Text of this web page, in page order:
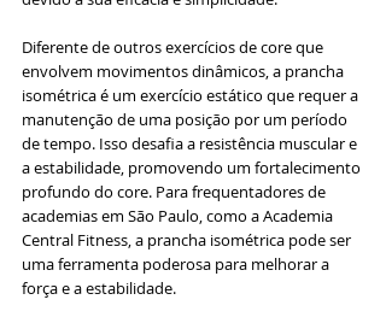
Diferente de outros exercícios de core que
envolvem movimentos dinâmicos, a prancha
isométrica é um exercício estático que requer a
manutenção de uma posição por um período
de tempo. Isso desafia a resistência muscular e
a estabilidade, promovendo um fortalecimento
profundo do core. Para frequentadores de
academias em São Paulo, como a Academia
Central Fitness, a prancha isométrica pode ser
uma ferramenta poderosa para melhorar a
força e a estabilidade.